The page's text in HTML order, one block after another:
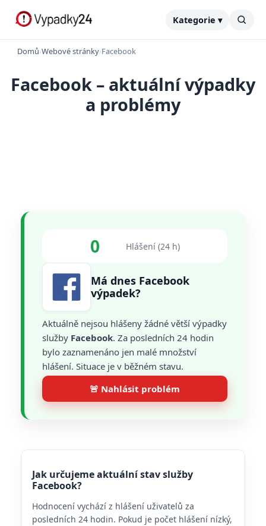
Kategorie ▾
Domů›Webové stránky›Facebook
Facebook – aktuální výpadky
a problémy
0 Hlášení (24 h)
Má dnes Facebook
výpadek?
Aktuálně nejsou hlášeny žádné větší výpadky
služby Facebook. Za posledních 24 hodin
bylo zaznamenáno jen malé množství
hlášení. Situace je v běžném stavu.
🚨 Nahlásit problém
Jak určujeme aktuální stav služby
Facebook?
Hodnocení vychází z hlášení uživatelů za
posledních 24 hodin. Pokud je počet hlášení nízký,